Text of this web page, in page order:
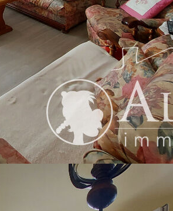
de bus et écoles, appartement situé au
séjour, salle de bains, 2 chambres, de
!